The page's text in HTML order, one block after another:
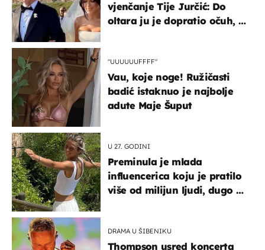
vjenčanje Tije Jurčić: Do
oltara ju je dopratio očuh, a
"UUUUUUFFFF"
Vau, koje noge! Ružičasti
badić istaknuo je najbolje
adute Maje Šuput
U 27. GODINI
Preminula je mlada
influencerica koju je pratilo
više od milijun ljudi, dugo se
DRAMA U ŠIBENIKU
Thompson usred koncerta